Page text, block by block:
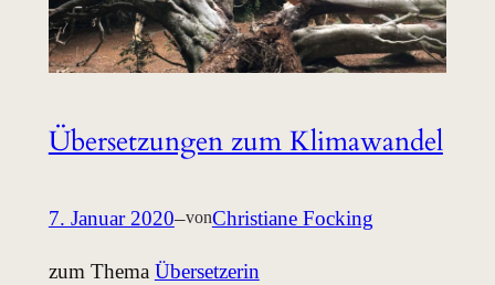
Übersetzungen zum Klimawandel
7. Januar 2020–vonChristiane Focking
zum Thema Übersetzerin